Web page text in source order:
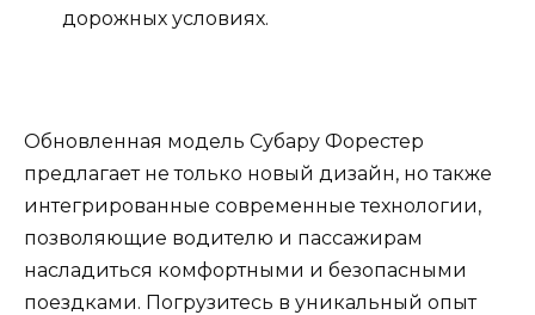
дорожных условиях.
Обновленная модель Субару Форестер
предлагает не только новый дизайн, но также
интегрированные современные технологии,
позволяющие водителю и пассажирам
насладиться комфортными и безопасными
поездками. Погрузитесь в уникальный опыт